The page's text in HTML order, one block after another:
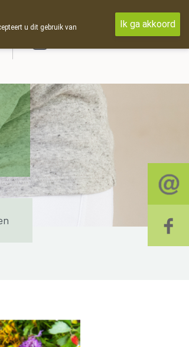
u dit gebruik van
Ik ga akkoord